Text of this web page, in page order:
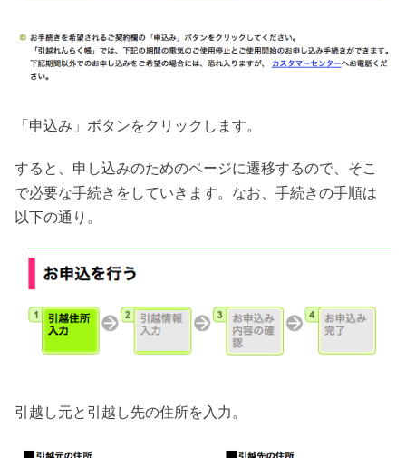
「申込み」ボタンをクリックします。
すると、申し込みのためのページに遷移するので、そこ
で必要な手続きをしていきます。なお、手続きの手順は
以下の通り。
引越し元と引越し先の住所を入力。